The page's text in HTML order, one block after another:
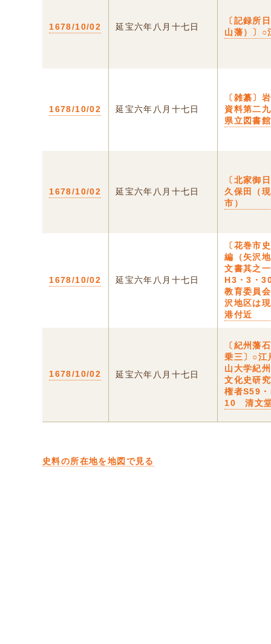
1678/10/02 延宝六年八月十七日
〔記録所
山藩）〕○
1678/10/02 延宝六年八月十七日
〔雑纂〕
資料第二
県立図書館
1678/10/02 延宝六年八月十七日
〔北家御
久保田（
市）
1678/10/02 延宝六年八月十七日
〔花巻市
編（矢沢
文書其之
H3・3・
教育委員
沢地区は
港付近
1678/10/02 延宝六年八月十七日
〔紀州藩
乗三〕○江
山大学紀
文化史研
権者S59
10 清文
史料の所在地を地図で見る